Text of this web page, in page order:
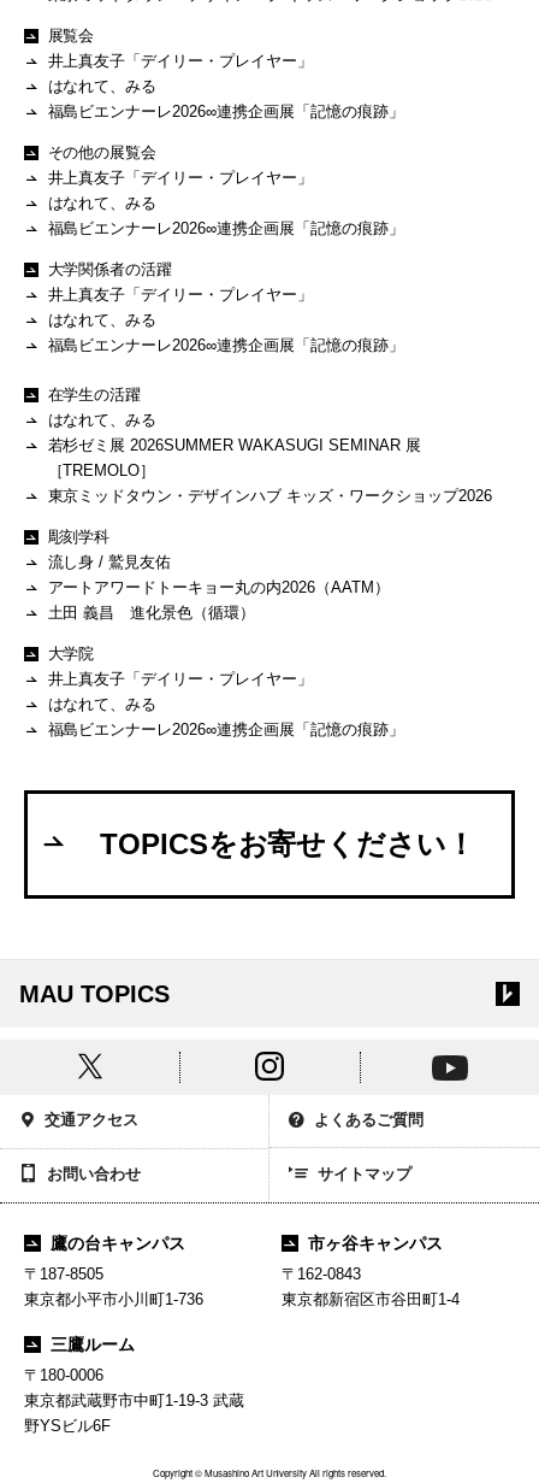
展覧会
井上真友子「デイリー・プレイヤー」
はなれて、みる
福島ビエンナーレ2026∞連携企画展「記憶の痕跡」
その他の展覧会
井上真友子「デイリー・プレイヤー」
はなれて、みる
福島ビエンナーレ2026∞連携企画展「記憶の痕跡」
大学関係者の活躍
井上真友子「デイリー・プレイヤー」
はなれて、みる
福島ビエンナーレ2026∞連携企画展「記憶の痕跡」
在学生の活躍
はなれて、みる
若杉ゼミ展 2026SUMMER WAKASUGI SEMINAR 展
［TREMOLO］
東京ミッドタウン・デザインハブ キッズ・ワークショップ2026
彫刻学科
流し身 / 鷲見友佑
アートアワードトーキョー丸の内2026（AATM）
土田 義昌 進化景色（循環）
大学院
井上真友子「デイリー・プレイヤー」
はなれて、みる
福島ビエンナーレ2026∞連携企画展「記憶の痕跡」
TOPICSをお寄せください！
MAU TOPICS
交通アクセス よくあるご質問
お問い合わせ サイトマップ
鷹の台キャンパス
〒187-8505
東京都小平市小川町1-736
市ヶ谷キャンパス
〒162-0843
東京都新宿区市谷田町1-4
三鷹ルーム
〒180-0006
東京都武蔵野市中町1-19-3 武蔵
野YSビル6F
Copyright © Musashino Art University All rights reserved.